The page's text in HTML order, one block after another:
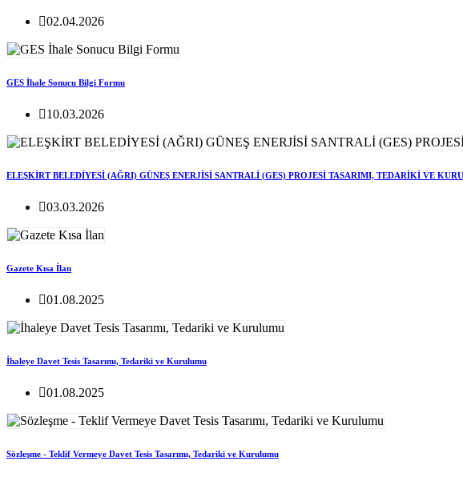
02.04.2026
GES İhale Sonucu Bilgi Formu
10.03.2026
ELEŞKİRT BELEDİYESİ (AĞRI) GÜNEŞ ENERJİSİ SANTRALİ (GES) PROJESİ TASARIMI, TEDARİKİ VE
03.03.2026
Gazete Kısa İlan
01.08.2025
İhaleye Davet Tesis Tasarımı, Tedariki ve Kurulumu
01.08.2025
Sözleşme - Teklif Vermeye Davet Tesis Tasarımı, Tedariki ve Kurulumu